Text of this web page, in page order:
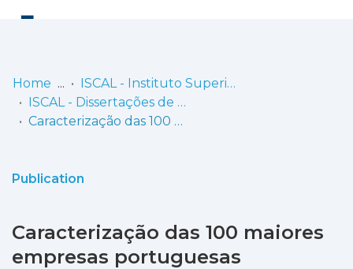
Communities
Statistics
Home
ISCAL - Instituto Superior de Contabilidade e Administração de Lisboa
ISCAL - Dissertações de Mestrado
Caracterização das 100 maiores empresas portuguesas
Publication
Caracterização das 100 maiores
empresas portuguesas